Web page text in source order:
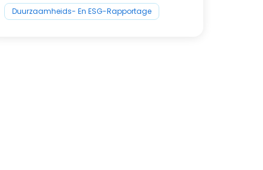
Duurzaamheids- En ESG-Rapportage